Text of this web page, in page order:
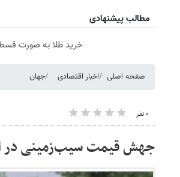
مطالب پیشنهادی
خرید طلا به صورت قسطی
صفحه اصلی اخبار اقتصادی جهان
۰ نفر
جهش قیمت سیب‌زمینی در